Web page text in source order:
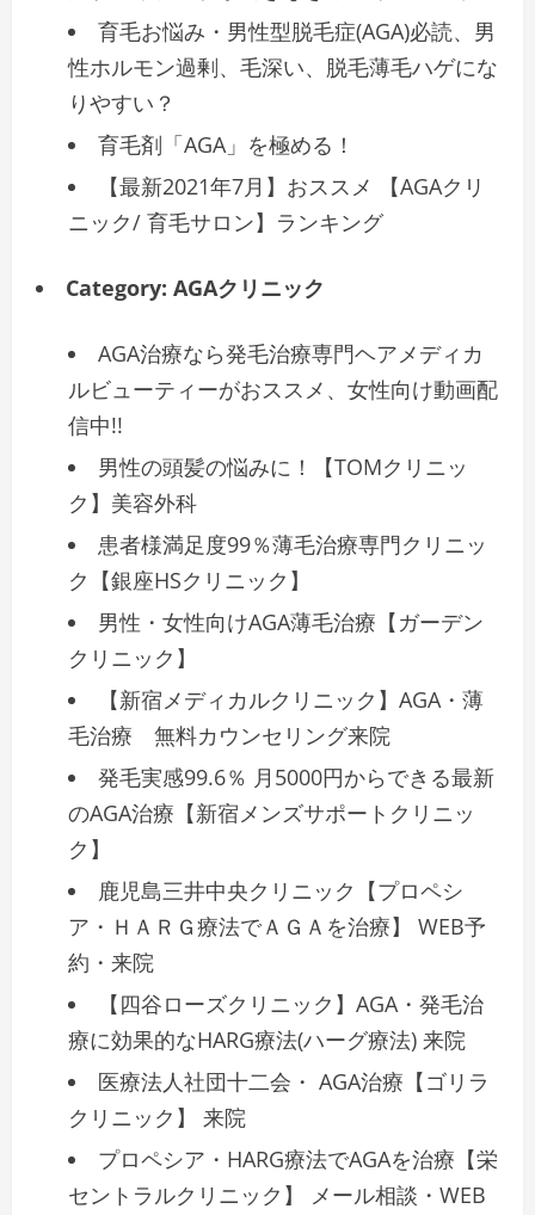
育毛お悩み・男性型脱毛症(AGA)必読、男
性ホルモン過剰、毛深い、脱毛薄毛ハゲにな
りやすい？
育毛剤「AGA」を極める！
【最新2021年7月】おススメ 【AGAクリ
ニック/ 育毛サロン】ランキング
Category: AGAクリニック
AGA治療なら発毛治療専門ヘアメディカ
ルビューティーがおススメ、女性向け動画配
信中!!
男性の頭髪の悩みに！【TOMクリニッ
ク】美容外科
患者様満足度99％薄毛治療専門クリニッ
ク【銀座HSクリニック】
男性・女性向けAGA薄毛治療【ガーデン
クリニック】
【新宿メディカルクリニック】AGA・薄
毛治療 無料カウンセリング来院
発毛実感99.6％ 月5000円からできる最新
のAGA治療【新宿メンズサポートクリニッ
ク】
鹿児島三井中央クリニック【プロペシ
ア・ＨＡＲＧ療法でＡＧＡを治療】 WEB予
約・来院
【四谷ローズクリニック】AGA・発毛治
療に効果的なHARG療法(ハーグ療法) 来院
医療法人社団十二会・ AGA治療【ゴリラ
クリニック】 来院
プロペシア・HARG療法でAGAを治療【栄
セントラルクリニック】 メール相談・WEB